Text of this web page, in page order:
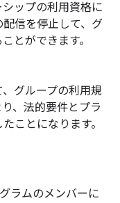
ップの利用資格に
信を停止して、グ
とができます。
グループの利用規
、法的要件とプラ
ことになります。
ラムのメンバーに